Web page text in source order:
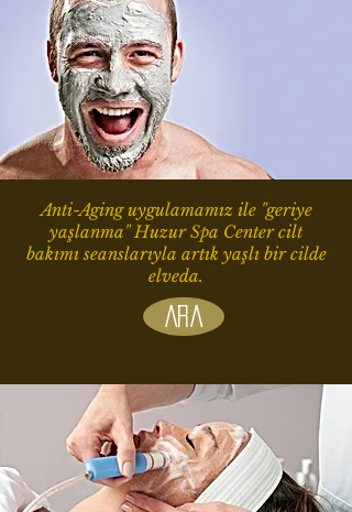
Anti-Aging uygulamamız ile "geriye
yaşlanma" Huzur Spa Center cilt
bakımı seanslarıyla artık yaşlı bir cilde
elveda.
Ara